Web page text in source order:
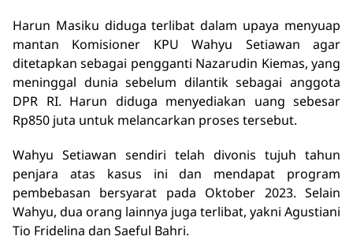
Harun Masiku diduga terlibat dalam upaya menyuap
mantan Komisioner KPU Wahyu Setiawan agar
ditetapkan sebagai pengganti Nazarudin Kiemas, yang
meninggal dunia sebelum dilantik sebagai anggota
DPR RI. Harun diduga menyediakan uang sebesar
Rp850 juta untuk melancarkan proses tersebut.
Wahyu Setiawan sendiri telah divonis tujuh tahun
penjara atas kasus ini dan mendapat program
pembebasan bersyarat pada Oktober 2023. Selain
Wahyu, dua orang lainnya juga terlibat, yakni Agustiani
Tio Fridelina dan Saeful Bahri.